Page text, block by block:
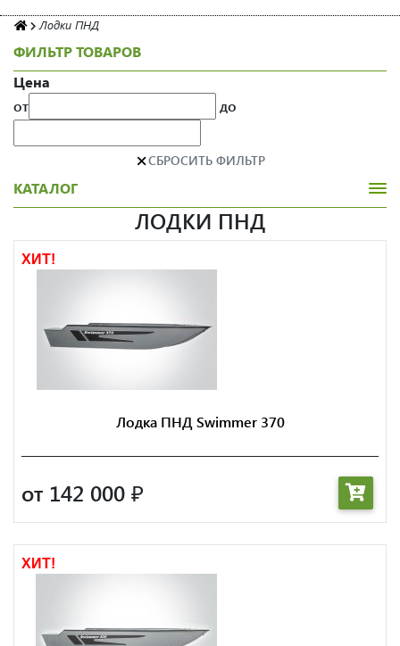
Лодки ПНД
ФИЛЬТР ТОВАРОВ
Цена
от
до
×СБРОСИТЬ ФИЛЬТР
КАТАЛОГ
ЛОДКИ ПНД
ХИТ!
Лодка ПНД Swimmer 370
от 142 000 ₽
ХИТ!